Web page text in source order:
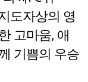
도자상의 영
고마움, 애
기쁨의 우승